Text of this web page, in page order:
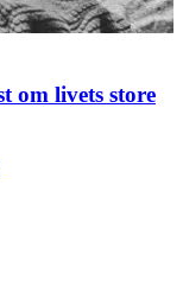
om livets store